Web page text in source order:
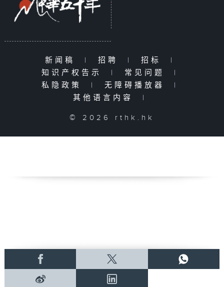
新闻稿 | 招聘 | 招标
|
知识产权告示
| 常见问题
|
私隐政策
| 无障碍播放器
|
其他语言内容
|
© 2026 rthk.hk